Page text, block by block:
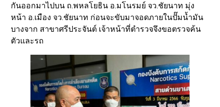
กันออกมาไปบน ถ.พหลโยธิน อ.มโนรมย์ จว.ชัยนาท มุ่ง
หน้า อ.เมือง จว.ชัยนาท ก่อนจะขับมาจอดภายในปั๊มน้ำมัน
บางจาก สาขาศรีประจันต์ เจ้าหน้าที่ตำรวจจึงขอตรวจค้น
ตัวและรถ